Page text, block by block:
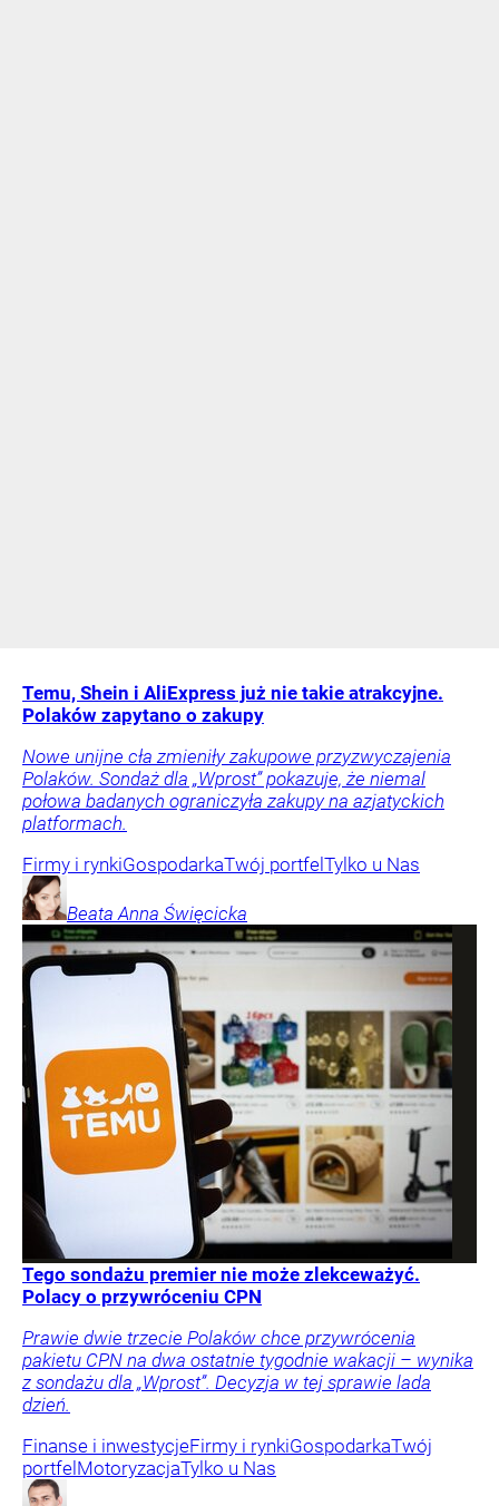
Temu, Shein i AliExpress już nie takie atrakcyjne.
Polaków zapytano o zakupy
Nowe unijne cła zmieniły zakupowe przyzwyczajenia
Polaków. Sondaż dla „Wprost” pokazuje, że niemal
połowa badanych ograniczyła zakupy na azjatyckich
platformach.
Firmy i rynkiGospodarkaTwój portfel Tylko u Nas
Beata Anna Święcicka
Tego sondażu premier nie może zlekceważyć.
Polacy o przywróceniu CPN
Prawie dwie trzecie Polaków chce przywrócenia
pakietu CPN na dwa ostatnie tygodnie wakacji – wynika
z sondażu dla „Wprost”. Decyzja w tej sprawie lada
dzień.
Finanse i inwestycjeFirmy i rynkiGospodarkaTwój
portfel MotoryzacjaTylko u Nas